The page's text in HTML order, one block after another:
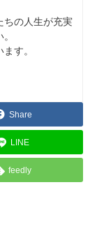
ちの人生が充実
す。
Share
LINE
feedly